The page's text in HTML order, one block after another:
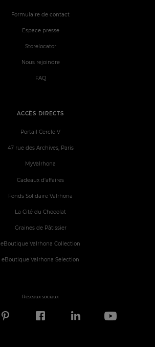
ACCÈS DIRECTS
Portail Cercle V
47 rue des Archives, Paris
MyValrhona
Cadeaux d'affaires
Fonds Solidaire Valrhona
La Cité du Chocolat
Graines de Pâtissier
eBoutique Valrhona Collection
eBoutique Valrhona Selection
Formulaire de contact
Espace presse
Storelocator
Nous rejoindre
FAQ
Réseaux sociaux